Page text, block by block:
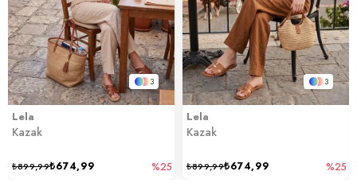
3
Lela
Kazak
₺674,99
₺899,99 %25
3
Lela
Kazak
₺674,99
₺899,99 %25